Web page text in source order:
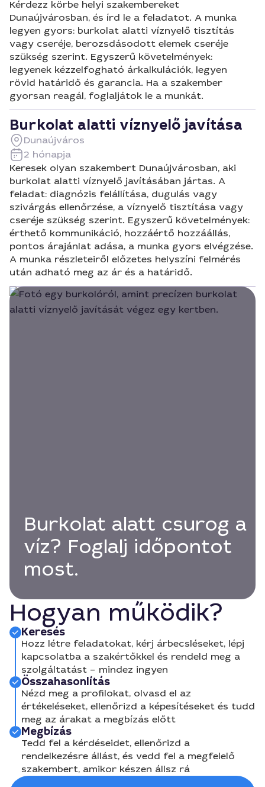
Kérdezz körbe helyi szakembereket
Dunaújvárosban, és írd le a feladatot. A munka
legyen gyors: burkolat alatti víznyelő tisztítás
vagy cseréje, berozsdásodott elemek cseréje
szükség szerint. Egyszerű követelmények:
legyenek kézzelfogható árkalkulációk, legyen
rövid határidő és garancia. Ha a szakember
gyorsan reagál, foglaljátok le a munkát.
Burkolat alatti víznyelő javítása
Dunaújváros
2 hónapja
Keresek olyan szakembert Dunaújvárosban, aki
burkolat alatti víznyelő javításában jártas. A
feladat: diagnózis felállítása, dugulás vagy
szivárgás ellenőrzése, a víznyelő tisztítása vagy
cseréje szükség szerint. Egyszerű követelmények:
érthető kommunikáció, hozzáértő hozzáállás,
pontos árajánlat adása, a munka gyors elvégzése.
A munka részleteiről előzetes helyszíni felmérés
után adható meg az ár és a határidő.
Burkolat alatt csurog a
víz? Foglalj időpontot
most.
Hogyan működik?
Keresés
Hozz létre feladatokat, kérj árbecsléseket, lépj
kapcsolatba a szakértőkkel és rendeld meg a
szolgáltatást – mindez ingyen
Összahasonlítás
Nézd meg a profilokat, olvasd el az
értékeléseket, ellenőrizd a képesítéseket és tudd
meg az árakat a megbízás előtt
Megbízás
Tedd fel a kérdéseidet, ellenőrizd a
rendelkezésre állást, és vedd fel a megfelelő
szakembert, amikor készen állsz rá